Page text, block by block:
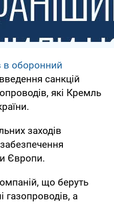
в оборонний
санкцій
які Кремль
заходів
Європи.
що беруть
газопроводів, а